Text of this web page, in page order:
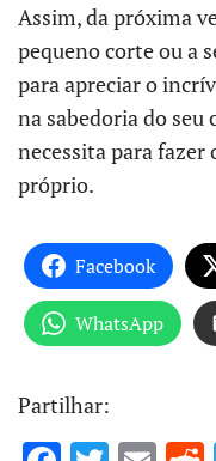
Assim, da próxima
pequeno corte ou a
para apreciar o
na sabedoria do seu
necessita para fazer
próprio.
Facebook
WhatsApp
Partilhar: